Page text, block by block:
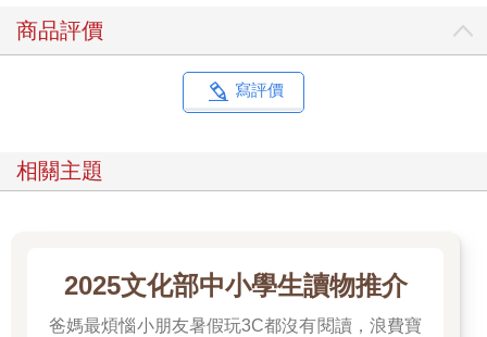
商品評價
寫評價
相關主題
2025文化部中小學生讀物推介
爸媽最煩惱小朋友暑假玩3C都沒有閱讀，浪費寶